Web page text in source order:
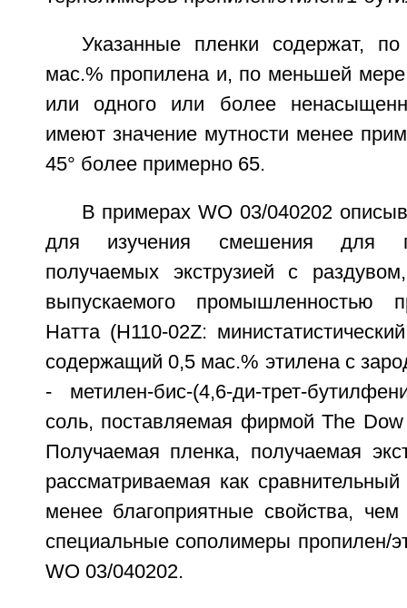
Указанные пленки содержат,
мас.% пропилена и, по меньшей
или одного или более
имеют значение мутности менее
45° более примерно 65.
В примерах WO 03/040202
для изучения смешения для
получаемых экструзией с
выпускаемого промышленностью
Натта (Н110-02Z:
содержащий 0,5 мас.% этилена с
- метилен-бис-(4,6-ди-трет-
соль, поставляемая фирмой The
Получаемая пленка, получаемая
рассматриваемая как
менее благоприятные свойства,
специальные сополимеры пропилен/
WO 03/040202.